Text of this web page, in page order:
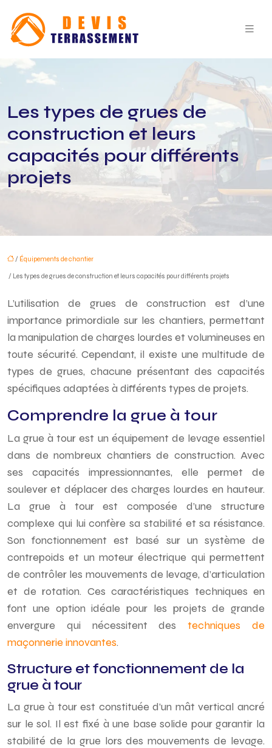
Les types de grues de
construction et leurs
capacités pour différents
projets
/ Équipements de chantier
/ Les types de grues de construction et leurs capacités pour différents projets
L’utilisation de grues de construction est d’une
importance primordiale sur les chantiers, permettant
la manipulation de charges lourdes et volumineuses en
toute sécurité. Cependant, il existe une multitude de
types de grues, chacune présentant des capacités
spécifiques adaptées à différents types de projets.
Comprendre la grue à tour
La grue à tour est un équipement de levage essentiel
dans de nombreux chantiers de construction. Avec
ses capacités impressionnantes, elle permet de
soulever et déplacer des charges lourdes en hauteur.
La grue à tour est composée d’une structure
complexe qui lui confère sa stabilité et sa résistance.
Son fonctionnement est basé sur un système de
contrepoids et un moteur électrique qui permettent
de contrôler les mouvements de levage, d’articulation
et de rotation. Ces caractéristiques techniques en
font une option idéale pour les projets de grande
envergure qui nécessitent destechniques de
maçonnerie innovantes.
Structure et fonctionnement de la
grue à tour
La grue à tour est constituée d’un mât vertical ancré
sur le sol. Il est fixé à une base solide pour garantir la
stabilité de la grue lors des mouvements de levage.